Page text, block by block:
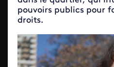
pouvoirs publics pour
droits.